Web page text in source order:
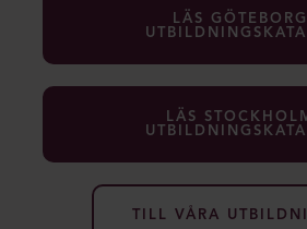
LÄS
LÄS
TILL VÅRA